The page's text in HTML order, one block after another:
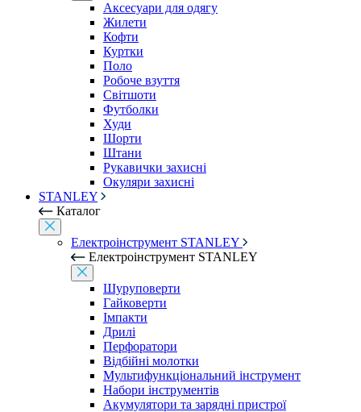
Аксесуари для одягу
Жилети
Кофти
Куртки
Поло
Робоче взуття
Світшоти
Футболки
Худи
Шорти
Штани
Рукавички захисні
Окуляри захисні
STANLEY
Каталог
Електроінструмент STANLEY
Електроінструмент STANLEY
Шуруповерти
Гайковерти
Імпакти
Дрилі
Перфоратори
Відбійні молотки
Мультифункціональний інструмент
Набори інструментів
Акумулятори та зарядні пристрої